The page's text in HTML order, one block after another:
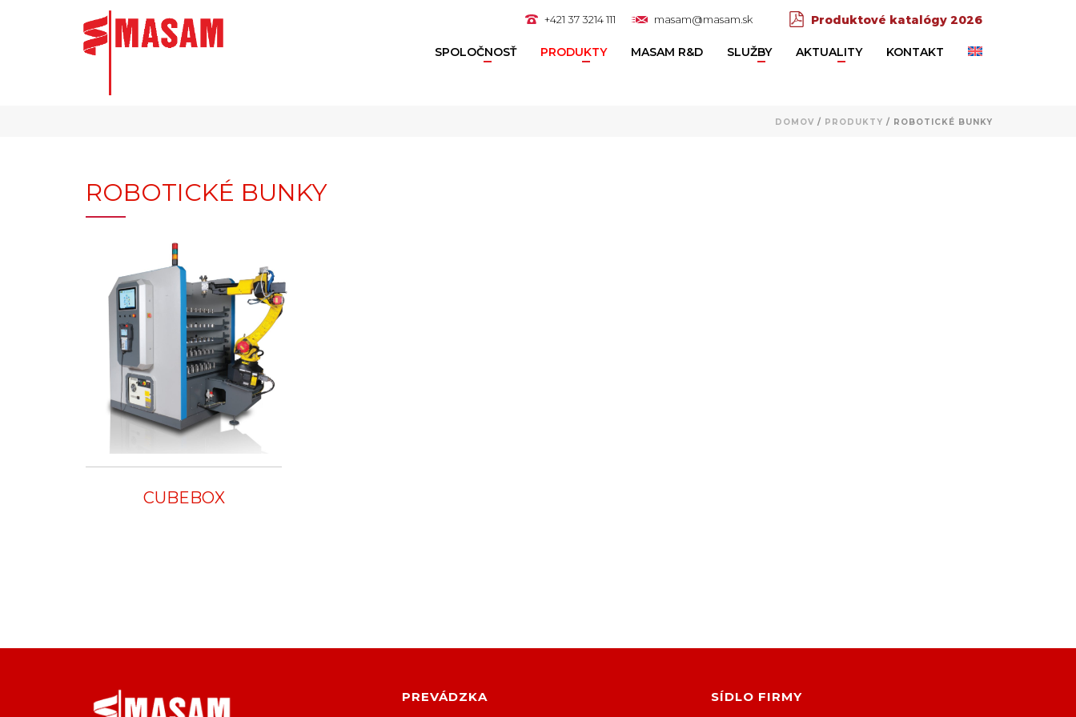
+421 37 3214 111 masam@masam.sk Produktové katalógy 2026
SPOLOČNOSŤ PRODUKTY MASAM R&D SLUŽBY AKTUALITY KONTAKT
DOMOV / PRODUKTY / ROBOTICKÉ BUNKY
ROBOTICKÉ BUNKY
CUBEBOX
PREVÁDZKA SÍDLO FIRMY